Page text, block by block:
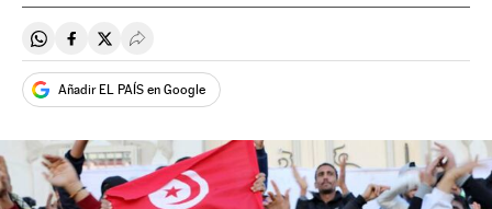
Compartir en Whatsapp
Compartir en Facebook
Compartir en Twitter
Desplegar Redes Sociales
Añadir EL PAÍS en Google